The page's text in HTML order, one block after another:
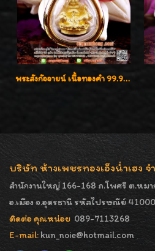
พระสังกัจจายน์ เนื้อทองคำ 99.99%
บริษัท ห้างเพชรทองเอ็งน่ำเฮง จ
สำนักงานใหญ่ 166-168 ถ.โพศรี ต.หมา
อ.เมือง จ.อุดรธานี รหัสไปรษณีย์ 41000
ติดต่อ คุณหน่อย 089-7113268
E-mail: kun_noie@hotmail.com